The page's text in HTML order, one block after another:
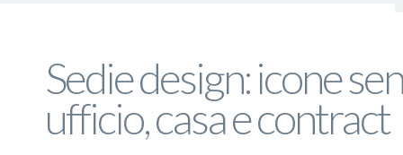
Sedie design: icone
ufficio, casa e contract